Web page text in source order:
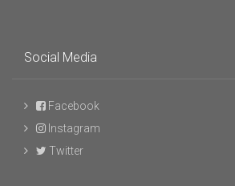
Social Media
Facebook
Instagram
Twitter